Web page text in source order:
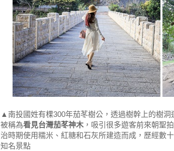
▲南投國姓有棵300年茄苳樹公，透過樹幹上的樹
被稱為看見台灣茄苳神木 ，吸引很多遊客前來朝聖
治時期使用糯米、紅糖和石灰所建造而成，歷經數
知名景點